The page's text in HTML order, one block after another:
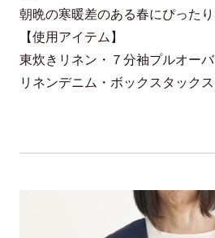
朝晩の寒暖差のある春にぴったり
【使用アイテム】
東炊きリネン・７分袖プルオー
リネンデニム・ボックスタックス